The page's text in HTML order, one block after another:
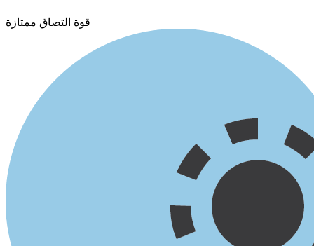
قوة التصاق ممتازة